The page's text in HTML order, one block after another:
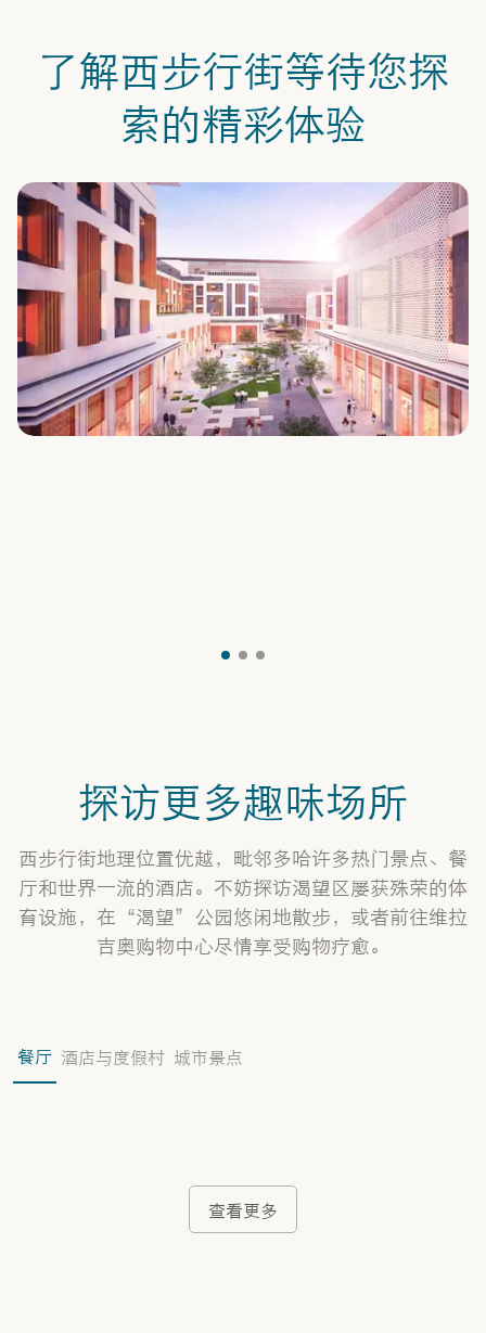
了解西步行街等待您探
索的精彩体验
探访更多趣味场所
西步行街地理位置优越，毗邻多哈许多热门景点、餐
厅和世界一流的酒店。不妨探访渴望区屡获殊荣的体
育设施，在“渴望”公园悠闲地散步，或者前往维拉
吉奥购物中心尽情享受购物疗愈。
餐厅 酒店与度假村 城市景点
查看更多